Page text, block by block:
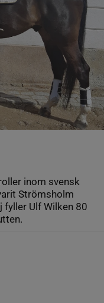
inom svensk
Strömsholm
fyller Ulf Wilken 80